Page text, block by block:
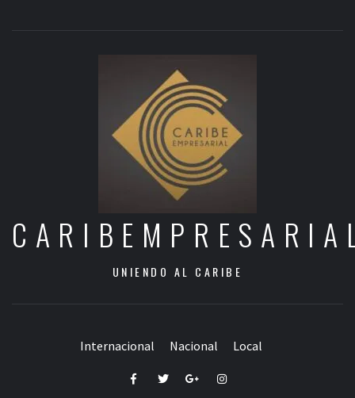
UNIENDO AL CARIBE
Internacional Nacional Local
FacebookTwitterGoogle+Instagram